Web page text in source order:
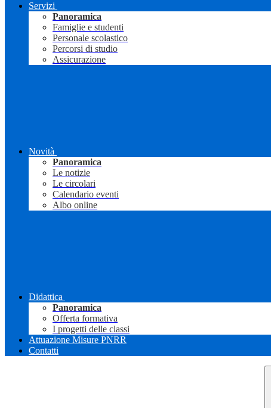
Servizi
Panoramica
Famiglie e studenti
Personale scolastico
Percorsi di studio
Assicurazione
Novità
Panoramica
Le notizie
Le circolari
Calendario eventi
Albo online
Didattica
Panoramica
Offerta formativa
I progetti delle classi
Attuazione Misure PNRR
Contatti